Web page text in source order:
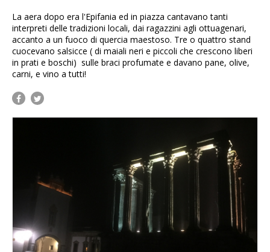
La aera dopo era l'Epifania ed in piazza cantavano tanti
interpreti delle tradizioni locali, dai ragazzini agli ottuagenari,
accanto a un fuoco di quercia maestoso. Tre o quattro stand
cuocevano salsicce ( di maiali neri e piccoli che crescono liberi
in prati e boschi) sulle braci profumate e davano pane, olive,
carni, e vino a tutti!